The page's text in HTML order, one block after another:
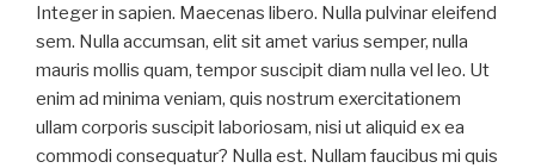
Integer in sapien. Maecenas libero. Nulla pulvinar eleifend
sem. Nulla accumsan, elit sit amet varius semper, nulla
mauris mollis quam, tempor suscipit diam nulla vel leo. Ut
enim ad minima veniam, quis nostrum exercitationem
ullam corporis suscipit laboriosam, nisi ut aliquid ex ea
commodi consequatur? Nulla est. Nullam faucibus mi quis